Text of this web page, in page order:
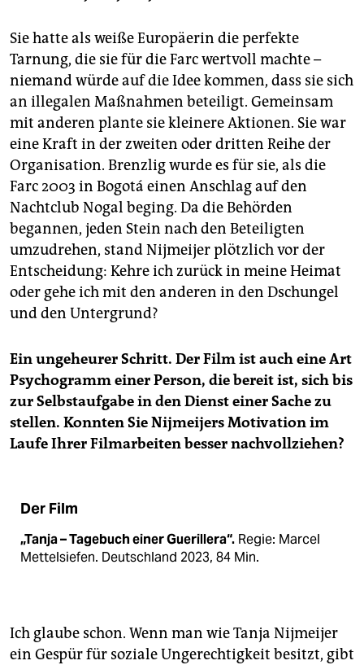
Sie hatte als weiße Europäerin die perfekte
Tarnung, die sie für die Farc wertvoll machte –
niemand würde auf die Idee kommen, dass sie sich
an illegalen Maßnahmen beteiligt. Gemeinsam
mit anderen plante sie kleinere Aktionen. Sie war
eine Kraft in der zweiten oder dritten Reihe der
Organisation. Brenzlig wurde es für sie, als die
Farc 2003 in Bogotá einen Anschlag auf den
Nachtclub Nogal beging. Da die Behörden
begannen, jeden Stein nach den Beteiligten
umzudrehen, stand Nijmeijer plötzlich vor der
Entscheidung: Kehre ich zurück in meine Heimat
oder gehe ich mit den anderen in den Dschungel
und den Untergrund?
Ein ungeheurer Schritt. Der Film ist auch eine Art
Psychogramm einer Person, die bereit ist, sich bis
zur Selbstaufgabe in den Dienst einer Sache zu
stellen. Konnten Sie Nijmeijers Motivation im
Laufe Ihrer Filmarbeiten besser nachvollziehen?
Der Film
„Tanja – Tagebuch einer Guerillera“. Regie: Marcel
Mettelsiefen. Deutschland 2023, 84 Min.
Ich glaube schon. Wenn man wie Tanja Nijmeijer
ein Gespür für soziale Ungerechtigkeit besitzt, gibt